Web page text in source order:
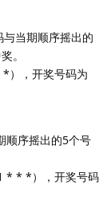
当期顺序摇出的
。
），开奖号码为
顺序摇出的5个号
* * *），开奖号码